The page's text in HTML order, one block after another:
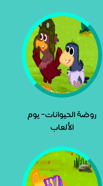
روضة الحيوانات- يوم
الألعاب